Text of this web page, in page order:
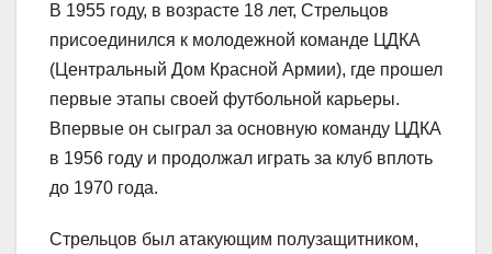
В 1955 году, в возрасте 18 лет, Стрельцов
присоединился к молодежной команде ЦДКА
(Центральный Дом Красной Армии), где прошел
первые этапы своей футбольной карьеры.
Впервые он сыграл за основную команду ЦДКА
в 1956 году и продолжал играть за клуб вплоть
до 1970 года.
Стрельцов был атакующим полузащитником,